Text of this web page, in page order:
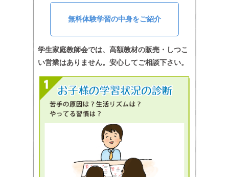
無料体験学習の中身をご紹介
学生家庭教師会では、高額教材の販売・しつこ
い営業はありません。安心してご相談下さい。